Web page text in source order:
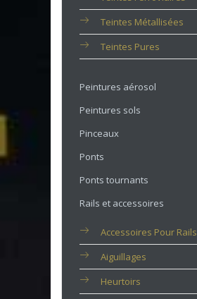
Teintes Métallisées
Teintes Pures
Peintures aérosol
Peintures sols
Pinceaux
Ponts
Ponts tournants
Rails et accessoires
Accessoires Pour Rails
Aiguillages
Heurtoirs